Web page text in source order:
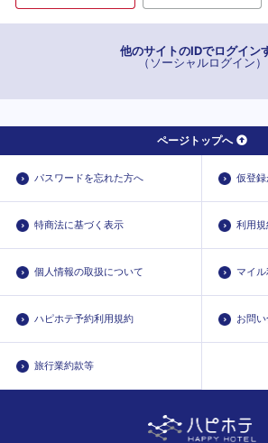
他のサイトのIDでログイン
（ソーシャルログイン）
ページトップへ
パスワードを忘れた方へ 仮登
特商法に基づく表示 利用
個人情報の取扱について マイ
ハピホテ予約利用規約 お問
旅行業約款等